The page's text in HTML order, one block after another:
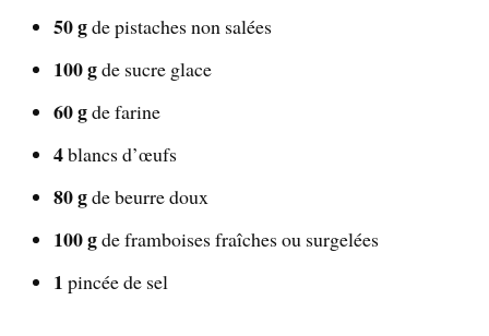
50 gde pistaches non salées
100 gde sucre glace
60 gde farine
4blancs d’œufs
80 gde beurre doux
100 gde framboises fraîches ou surgelées
1 pincée de sel